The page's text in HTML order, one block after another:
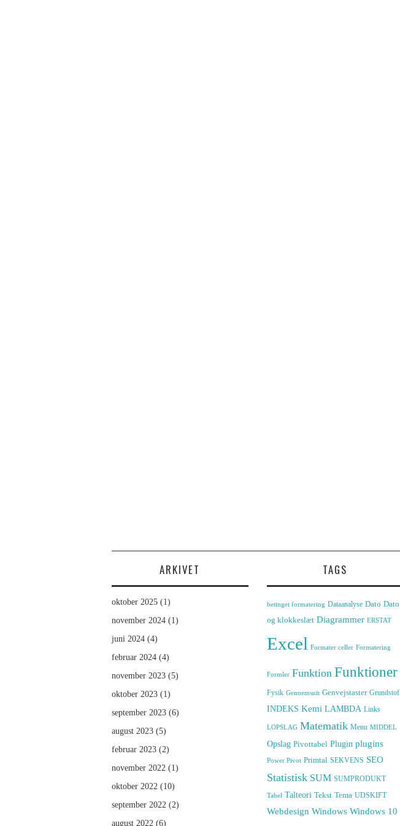
ARKIVET
oktober 2025 (1)
november 2024 (1)
juni 2024 (4)
februar 2024 (4)
november 2023 (5)
oktober 2023 (1)
september 2023 (6)
august 2023 (5)
februar 2023 (2)
november 2022 (1)
oktober 2022 (10)
september 2022 (2)
august 2022 (6)
TAGS
betinget formatering Dataanalyse Dato Dato
og klokkeslæt Diagrammer ERSTAT
Excel Formater celler Formatering
Formler Funktion Funktioner
Fysik Gennemsnit Genvejstaster Grundstof
INDEKS Kemi LAMBDA Links
LOPSLAG Matematik Menu MIDDEL
Opslag Pivottabel Plugin plugins
Power Pivot Primtal SEKVENS SEO
Statistisk SUM SUMPRODUKT
Tabel Talteori Tekst Tema UDSKIFT
Webdesign Windows Windows 10